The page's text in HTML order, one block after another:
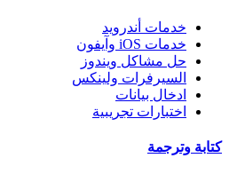
خدمات أندرويد
خدمات iOS وآيفون
حل مشاكل ويندوز
السيرفرات ولينكس
ادخال بيانات
اختبارات تجريبية
كتابة وترجمة